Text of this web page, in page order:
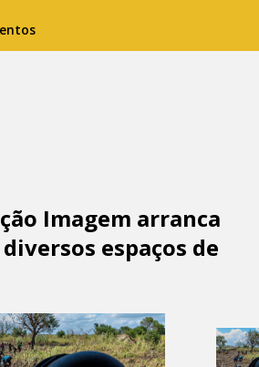
Imagem arranca
espaços de